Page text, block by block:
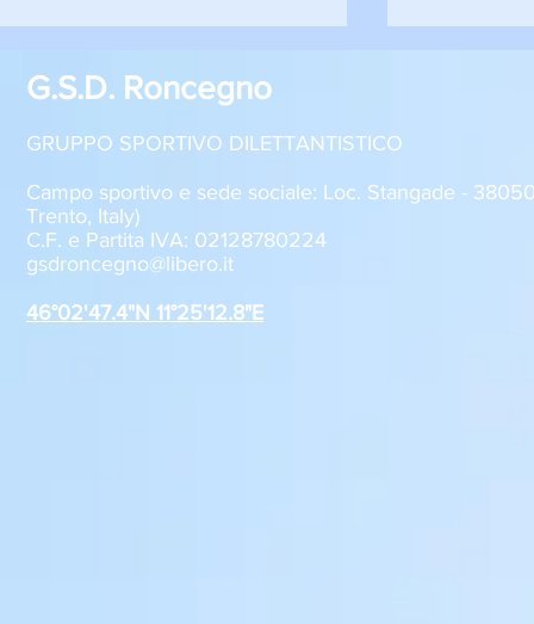
GSD Roncegno, iscrizioni
stagione 2026-2027
G.S.D. Roncegno
GRUPPO SPORTIVO DILETTANTISTICO
Campo sportivo e sede sociale: Loc. Stangade -
Trento, Italy)
C.F. e Partita IVA: 02128780224
gsdroncegno@libero.it
46°02'47.4"N 11°25'12.8"E